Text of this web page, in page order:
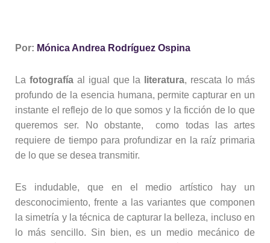
Por: Mónica Andrea Rodríguez Ospina
La fotografíaal igual que la literatura, rescata lo más
profundo de la esencia humana, permite capturar en un
instante el reflejo de lo que somos y la ficción de lo que
queremos ser. No obstante, como todas las artes
requiere de tiempo para profundizar en la raíz primaria
de lo que se desea transmitir.
Es indudable, que en el medio artístico hay un
desconocimiento, frente a las variantes que componen
la simetría y la técnica de capturar la belleza, incluso en
lo más sencillo. Sin bien, es un medio mecánico de